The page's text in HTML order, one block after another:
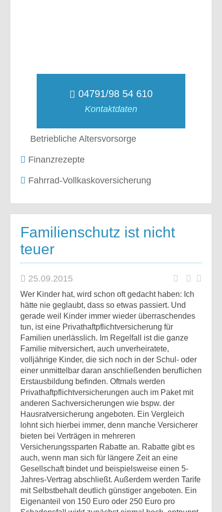
04791/98 54 610
Kontaktdaten
Betriebliche Altersvorsorge
Finanzrezepte
Fahrrad-Vollkaskoversicherung
Familienschutz ist nicht
teuer
25.09.2015
Wer Kinder hat, wird schon oft gedacht haben: Ich
hätte nie geglaubt, dass so etwas passiert. Und
gerade weil Kinder immer wieder überraschendes
tun, ist eine Privathaftpflichtversicherung für
Familien unerlässlich. Im Regelfall ist die ganze
Familie mitversichert, auch unverheiratete,
volljährige Kinder, die sich noch in der Schul- oder
einer unmittelbar daran anschließenden beruflichen
Erstausbildung befinden. Oftmals werden
Privathaftpflichtversicherungen auch im Paket mit
anderen Sachversicherungen wie bspw. der
Hausratversicherung angeboten. Ein Vergleich
lohnt sich hierbei immer, denn manche Versicherer
bieten bei Verträgen in mehreren
Versicherungssparten Rabatte an. Rabatte gibt es
auch, wenn man sich für längere Zeit an eine
Gesellschaft bindet und beispielsweise einen 5-
Jahres-Vertrag abschließt. Außerdem werden Tarife
mit Selbstbehalt deutlich günstiger angeboten. Ein
Eigenanteil von 150 Euro oder 250 Euro pro